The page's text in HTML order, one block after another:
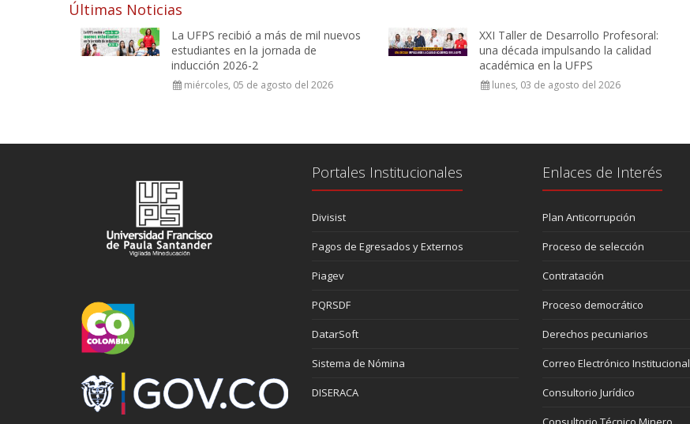
Últimas Noticias
La UFPS recibió a más de mil nuevos
estudiantes en la jornada de
inducción 2026-2
miércoles, 05 de agosto del 2026
XXI Taller de Desarrollo Profesoral:
una década impulsando la calidad
académica en la UFPS
lunes, 03 de agosto del 2026
Portales Institucionales
Divisist
Pagos de Egresados y Externos
Piagev
PQRSDF
DatarSoft
Sistema de Nómina
DISERACA
Enlaces de Interés
Plan Anticorrupción
Proceso de selección
Contratación
Proceso democrático
Derechos pecuniarios
Correo Electrónico Institucional
Consultorio Jurídico